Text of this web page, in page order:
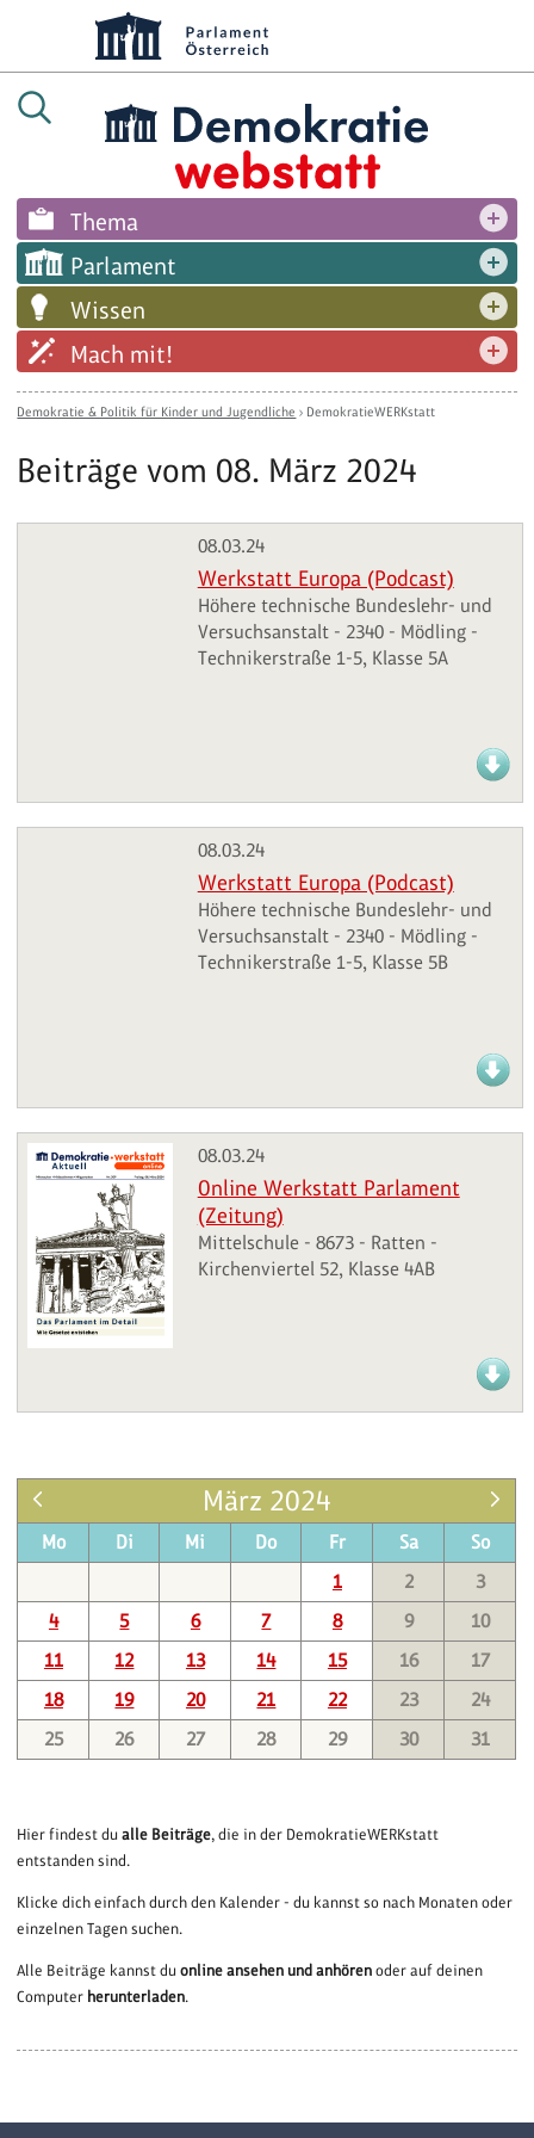
Thema
Parlament
Wissen
Mach mit!
Demokratie & Politik für Kinder und Jugendliche › DemokratieWERKstatt
Beiträge vom 08. März 2024
08.03.24
Werkstatt Europa (Podcast)
Höhere technische Bundeslehr- und
Versuchsanstalt - 2340 - Mödling -
Technikerstraße 1-5, Klasse 5A
08.03.24
Werkstatt Europa (Podcast)
Höhere technische Bundeslehr- und
Versuchsanstalt - 2340 - Mödling -
Technikerstraße 1-5, Klasse 5B
08.03.24
Online Werkstatt Parlament
(Zeitung)
Mittelschule - 8673 - Ratten -
Kirchenviertel 52, Klasse 4AB
März 2024
Mo Di Mi Do Fr Sa
So
1
2
3
4
5 6 7 8 9
10
11
12 13 14 15 16
17
18
19 20 21 22 23
24
25
26 27 28 29 30 31
Hier findest dualle Beiträge, die in der DemokratieWERKstatt
entstanden sind.
Klicke dich einfach durch den Kalender - du kannst so nach Monaten oder
einzelnen Tagen suchen.
Alle Beiträge kannst duonline ansehen und anhören oder auf deinen
Computer herunterladen.